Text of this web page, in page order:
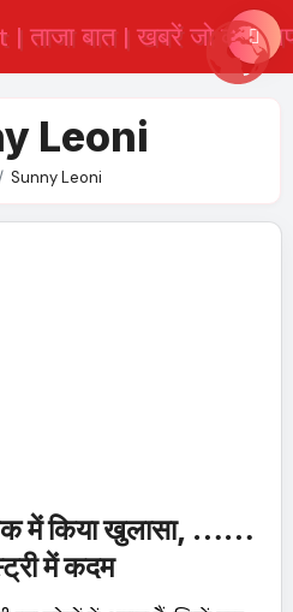
Leoni
Sunny Leoni
में किया खुलासा, ……
में कदम